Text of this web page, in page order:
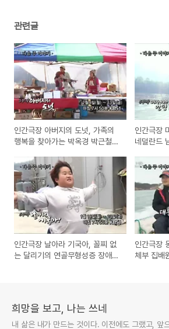
관련글
인간극장 아버지의 도넛, 가족의
행복을 찾아가는 박옥경 박근철
인간극장
네덜란드
인간극장 날아라 기국아, 꼴찌 없
는 달리기의 연골무형성증 장애
인간극장
체부 집배
희망을 보고, 나는 쓰네
내 삶은 내가 만드는 것이다. 이전에도 그랬고, 앞